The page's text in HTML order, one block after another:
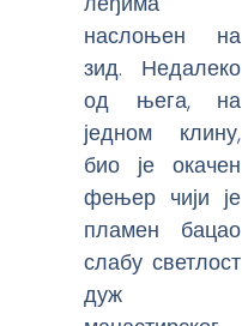
наслоњен на
зид. Недалеко
од њега, на
једном клину,
био је окачен
фењер чији је
пламен бацао
слабу светлост
дуж